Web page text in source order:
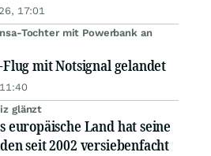
17:01
Tochter mit Powerbank an
Flug mit Notsignal gelandet
glänzt
europäische Land hat seine
seit 2002 versiebenfacht